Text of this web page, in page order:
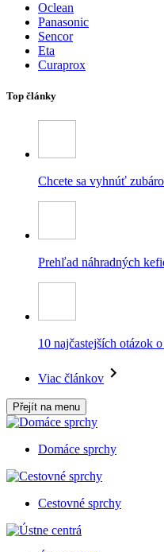
Oclean
Panasonic
Sencor
Eta
Curaprox
Top články
Chcete sa vyhnúť
Prehľad náhradných
10 najčastejších otázok
Viac článkov
Přejít na menu
Domáce sprchy
Cestovné sprchy